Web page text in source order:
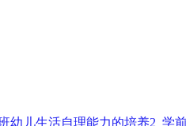
幼儿生活自理能力的培养2_学